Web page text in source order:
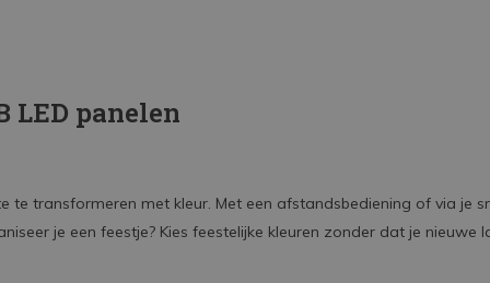
LED panelen
te transformeren met kleur. Met een afstandsbediening of via je
je een feestje? Kies feestelijke kleuren zonder dat je nieuwe